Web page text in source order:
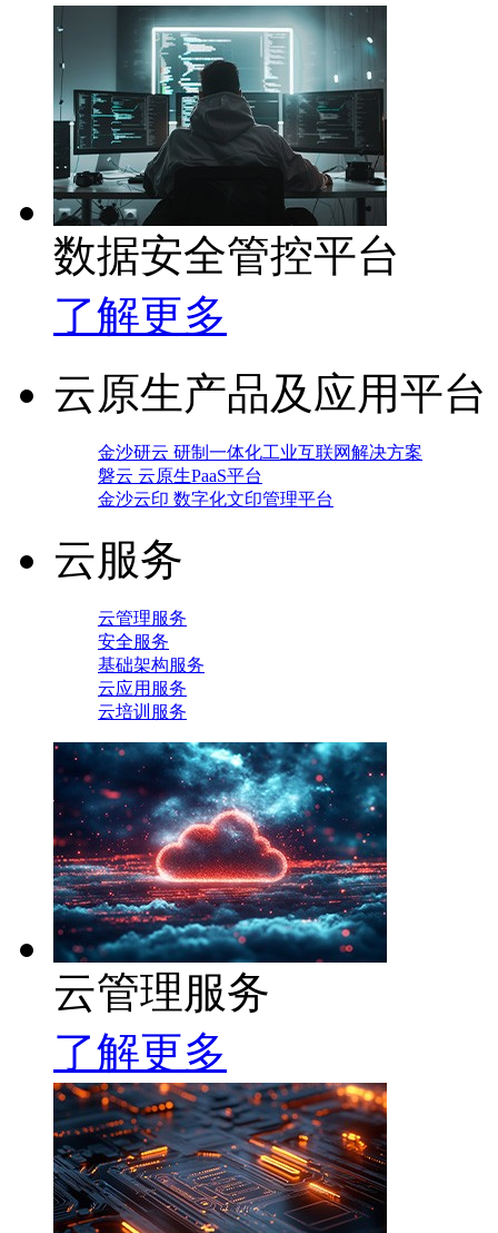
数据安全管控平台
了解更多
云原生产品及应用平台
金沙研云 研制一体化工业互联网解决方案
磐云 云原生PaaS平台
金沙云印 数字化文印管理平台
云服务
云管理服务
安全服务
基础架构服务
云应用服务
云培训服务
云管理服务
了解更多